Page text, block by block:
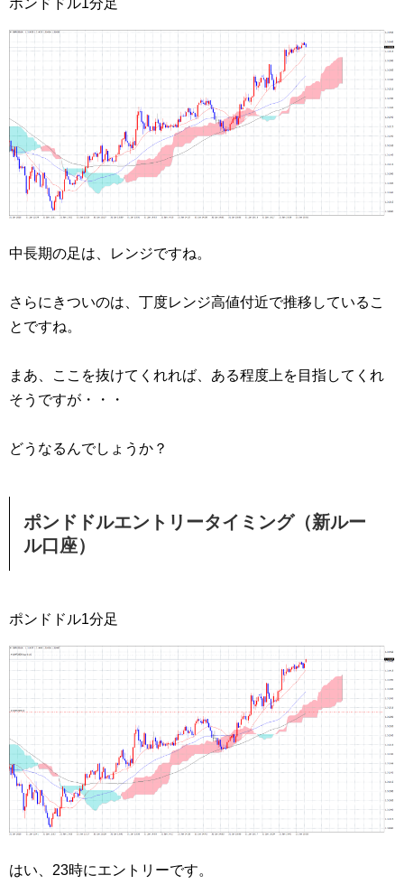
中長期の足は、レンジですね。
さらにきついのは、丁度レンジ高値付近で推移しているこ
とですね。
まあ、ここを抜けてくれれば、ある程度上を目指してくれ
そうですが・・・
どうなるんでしょうか？
ポンドドルエントリータイミング（新ルー
ル口座）
ポンドドル1分足
はい、23時にエントリーです。